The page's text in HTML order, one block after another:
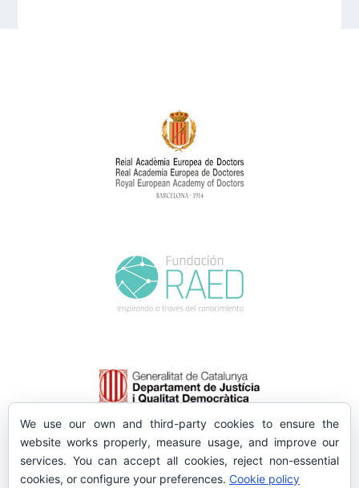
We use our own and third-party cookies to ensure the
website works properly, measure usage, and improve our
services. You can accept all cookies, reject non-essential
cookies, or configure your preferences. Cookie policy